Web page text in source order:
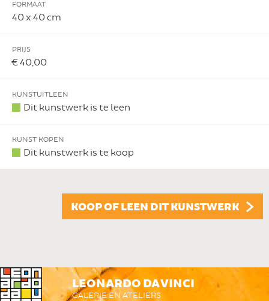
FORMAAT
40 x 40 cm
PRIJS
€ 40,00
KUNSTUITLEEN
Dit kunstwerk is te leen
KUNST KOPEN
Dit kunstwerk is te koop
KOOP OF LEEN DIT KUNSTWERK
LEONARDO DA VINCI
GALERIE EN ATELIERS